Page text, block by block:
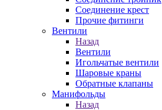
Соединение крест
Прочие фитинги
Вентили
Назад
Вентили
Игольчатые вентили
Шаровые краны
Обратные клапаны
Манифольды
Назад